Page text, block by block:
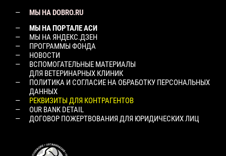
МЫ НА DOBRO.RU
МЫ НА ПОРТАЛЕ АСИ
МЫ НА ЯНДЕКС.ДЗЕН
ПРОГРАММЫ ФОНДА
НОВОСТИ
ВСПОМОГАТЕЛЬНЫЕ МАТЕРИАЛЫ
ДЛЯ ВЕТЕРИНАРНЫХ КЛИНИК
ПОЛИТИКА И СОГЛАСИЕ НА ОБРАБОТКУ ПЕРСОНАЛЬНЫХ
ДАННЫХ
РЕКВИЗИТЫ ДЛЯ КОНТРАГЕНТОВ
OUR BANK DETAIL
ДОГОВОР ПОЖЕРТВОВАНИЯ ДЛЯ ЮРИДИЧЕСКИХ ЛИЦ